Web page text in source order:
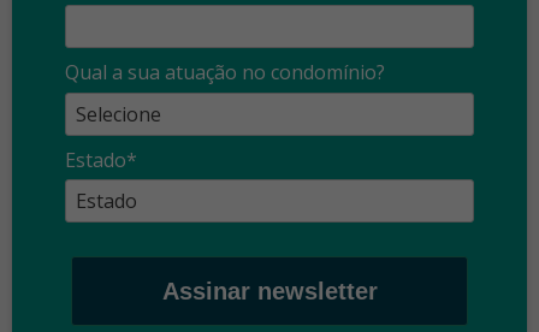
Qual a sua atuação no condomínio?
Estado*
Assinar newsletter